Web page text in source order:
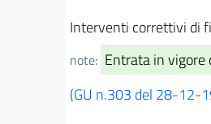
Interventi correttivi di
note: Entrata in
(GU n.303 del 28-12-